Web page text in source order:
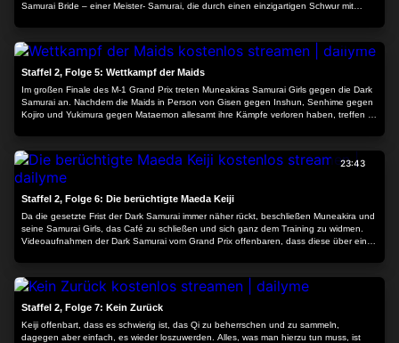
Samurai Bride – einer Meister- Samurai, die durch einen einzigartigen Schwur mit
Da sie selbst jedoch nicht genau weiß, wie man zur Samurai Bride wird, täuscht sie die
restlichen Maids und erzählt jeder von ihnen eine andere Geschichte …
Staffel 2, Folge 5: Wettkampf der Maids
Im großen Finale des M-1 Grand Prix treten Muneakiras Samurai Girls gegen die Dark
Samurai an. Nachdem die Maids in Person von Gisen gegen Inshun, Senhime gegen
Kojiro und Yukimura gegen Mataemon allesamt ihre Kämpfe verloren haben, treffen in
Als Juubei in Rage gerät, erkennt Musashi, dass Juubei über enorme Kräfte verfügt
und überlässt den Sieg dem Team der Maids …
23:43
Staffel 2, Folge 6: Die berüchtigte Maeda Keiji
Da die gesetzte Frist der Dark Samurai immer näher rückt, beschließen Muneakira und
seine Samurai Girls, das Café zu schließen und sich ganz dem Training zu widmen.
Videoaufnahmen der Dark Samurai vom Grand Prix offenbaren, dass diese über eine
Maeda Keiji – eine Meisterin des Qi – soll Muneakira und den Girls dabei helfen, diese
Kraft zu beherrschen …
Staffel 2, Folge 7: Kein Zurück
Keiji offenbart, dass es schwierig ist, das Qi zu beherrschen und zu sammeln,
dagegen aber einfach, es wieder loszuwerden. Alles, was man hierzu tun muss, ist